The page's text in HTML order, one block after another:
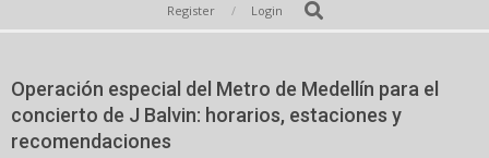
Navigation
Register Login Search
Operación especial del Metro de Medellín para el
concierto de J Balvin: horarios, estaciones y
recomendaciones